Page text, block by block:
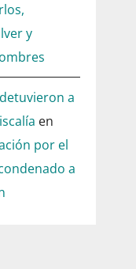
y
a
en
por el
a